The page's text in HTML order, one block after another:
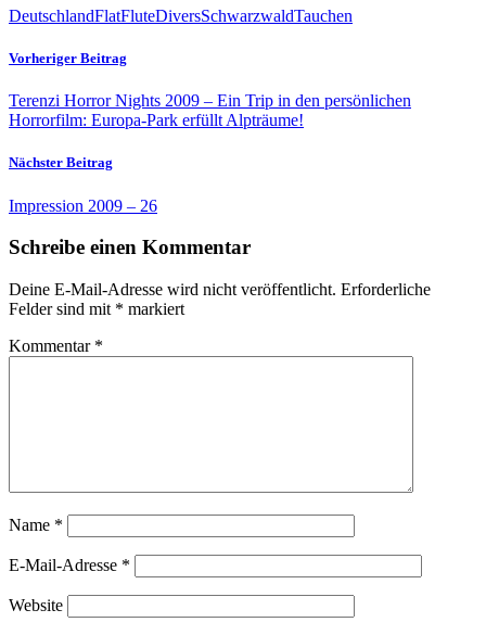
DeutschlandFlatFluteDiversSchwarzwaldTauchen
Vorheriger Beitrag
Terenzi Horror Nights 2009 – Ein Trip in den persönlichen
Horrorfilm: Europa-Park erfüllt Alpträume!
Nächster Beitrag
Impression 2009 – 26
Schreibe einen Kommentar
Deine E-Mail-Adresse wird nicht veröffentlicht. Erforderliche
Felder sind mit * markiert
Kommentar *
Name *
E-Mail-Adresse *
Website